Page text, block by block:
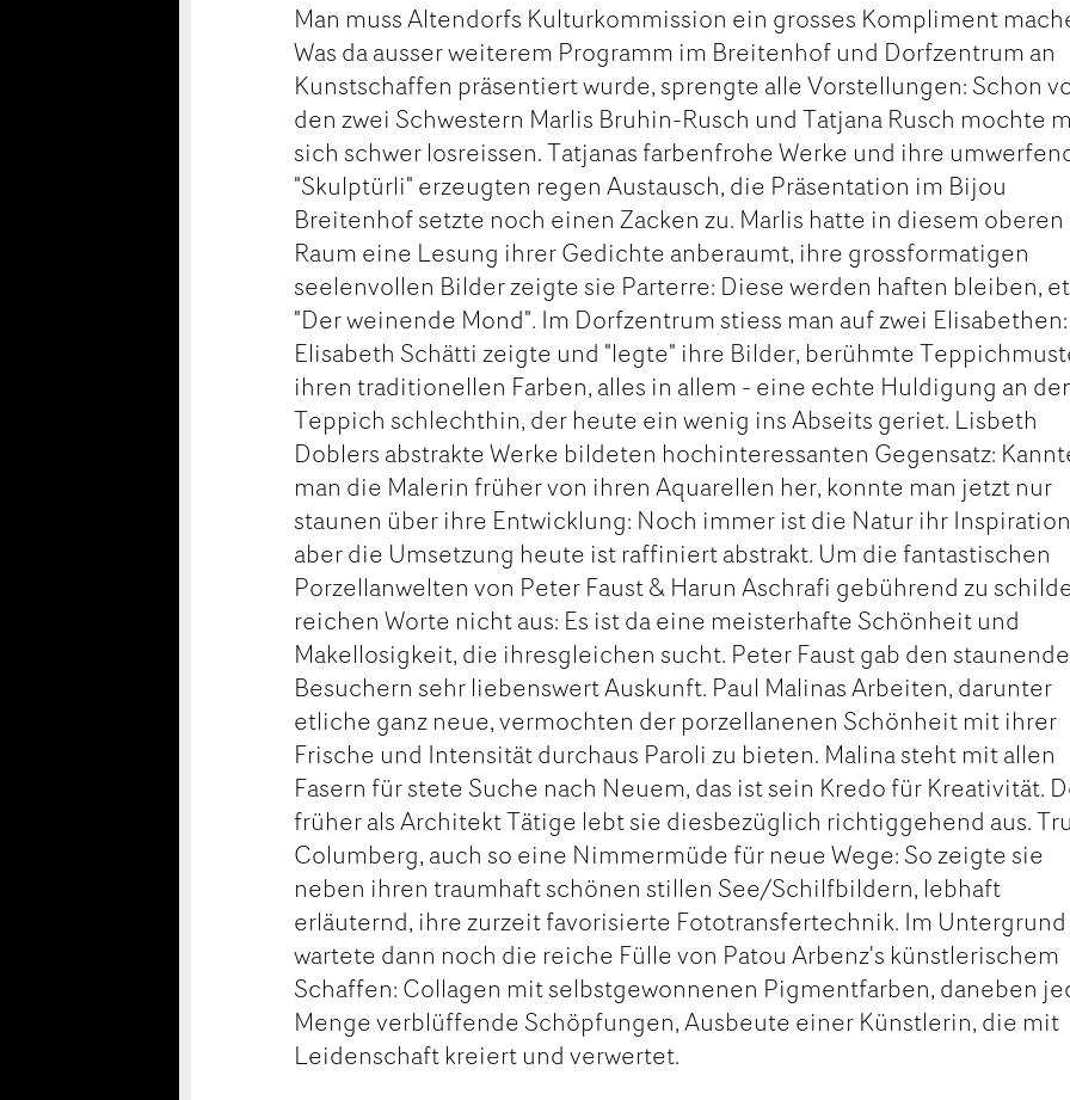
Man muss Altendorfs Kulturkommission ein grosses Kompliment
Was da ausser weiterem Programm im Breitenhof und Dorfzentrum an
Kunstschaffen präsentiert wurde, sprengte alle Vorstellungen: Schon
den zwei Schwestern Marlis Bruhin-Rusch und Tatjana Rusch mochte
sich schwer losreissen. Tatjanas farbenfrohe Werke und ihre
"Skulptürli" erzeugten regen Austausch, die Präsentation im Bijou
Breitenhof setzte noch einen Zacken zu. Marlis hatte in diesem oberen
Raum eine Lesung ihrer Gedichte anberaumt, ihre grossformatigen
seelenvollen Bilder zeigte sie Parterre: Diese werden haften bleiben,
"Der weinende Mond". Im Dorfzentrum stiess man auf zwei Elisabethen:
Elisabeth Schätti zeigte und "legte" ihre Bilder, berühmte
ihren traditionellen Farben, alles in allem - eine echte Huldigung an
Teppich schlechthin, der heute ein wenig ins Abseits geriet. Lisbeth
Doblers abstrakte Werke bildeten hochinteressanten Gegensatz:
man die Malerin früher von ihren Aquarellen her, konnte man jetzt nur
staunen über ihre Entwicklung: Noch immer ist die Natur ihr
aber die Umsetzung heute ist raffiniert abstrakt. Um die fantastischen
Porzellanwelten von Peter Faust & Harun Aschrafi gebührend zu
reichen Worte nicht aus: Es ist da eine meisterhafte Schönheit und
Makellosigkeit, die ihresgleichen sucht. Peter Faust gab den
Besuchern sehr liebenswert Auskunft. Paul Malinas Arbeiten, darunter
etliche ganz neue, vermochten der porzellanenen Schönheit mit ihrer
Frische und Intensität durchaus Paroli zu bieten. Malina steht mit allen
Fasern für stete Suche nach Neuem, das ist sein Kredo für Kreativität.
früher als Architekt Tätige lebt sie diesbezüglich richtiggehend aus.
Columberg, auch so eine Nimmermüde für neue Wege: So zeigte sie
neben ihren traumhaft schönen stillen See/Schilfbildern, lebhaft
erläuternd, ihre zurzeit favorisierte Fototransfertechnik. Im Untergrund
wartete dann noch die reiche Fülle von Patou Arbenz's künstlerischem
Schaffen: Collagen mit selbstgewonnenen Pigmentfarben, daneben
Menge verblüffende Schöpfungen, Ausbeute einer Künstlerin, die mit
Leidenschaft kreiert und verwertet.